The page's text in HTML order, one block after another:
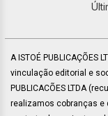
A ISTOÉ PUBLICAÇÕES
vinculação editorial e
PUBLICACÕES LTDA
realizamos cobranças e